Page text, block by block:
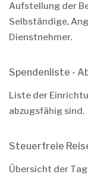
Aufstellung der
Selbständige,
Dienstnehmer.
Spendenliste -
Liste der
abzugsfähig sind.
Steuerfreie
Übersicht der